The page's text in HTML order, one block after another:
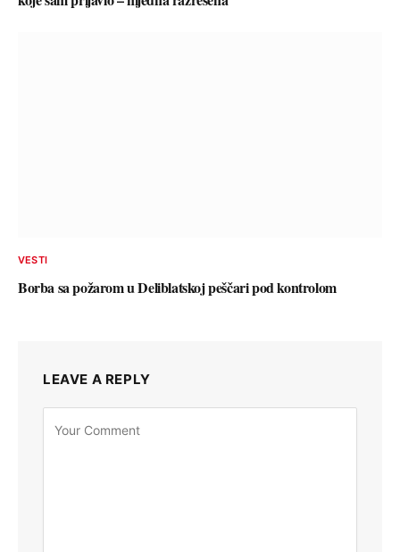
VESTI
Borba sa požarom u Deliblatskoj peščari pod kontrolom
LEAVE A REPLY